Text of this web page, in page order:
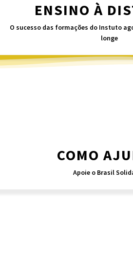
ENSINO À
O sucesso das formações do Instuto
longe
COMO
Apoie o Brasil